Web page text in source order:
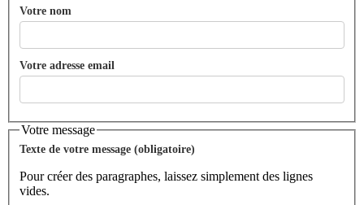
Votre nom
Votre adresse email
Votre message
Texte de votre message (obligatoire)
Pour créer des paragraphes, laissez simplement des lignes
vides.